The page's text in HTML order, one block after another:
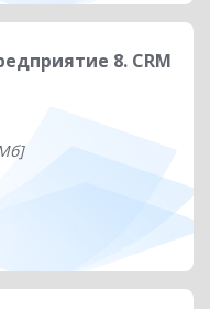
8. CRM